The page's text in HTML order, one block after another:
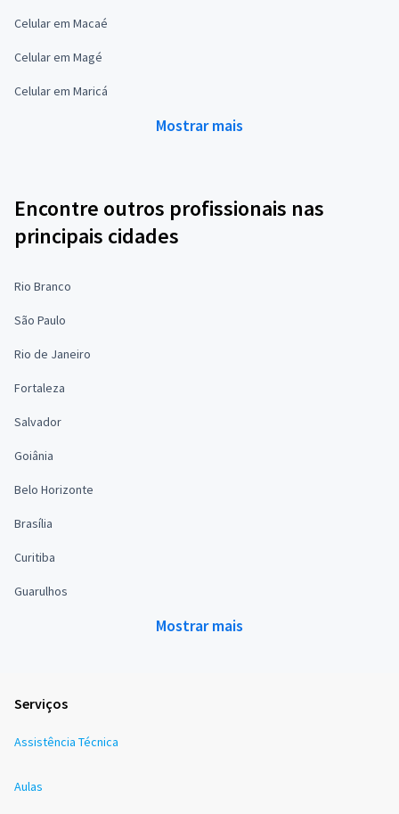
Celular em Macaé
Celular em Magé
Celular em Maricá
Mostrar mais
Encontre outros profissionais nas
principais cidades
Rio Branco
São Paulo
Rio de Janeiro
Fortaleza
Salvador
Goiânia
Belo Horizonte
Brasília
Curitiba
Guarulhos
Mostrar mais
Serviços
Assistência Técnica
Aulas